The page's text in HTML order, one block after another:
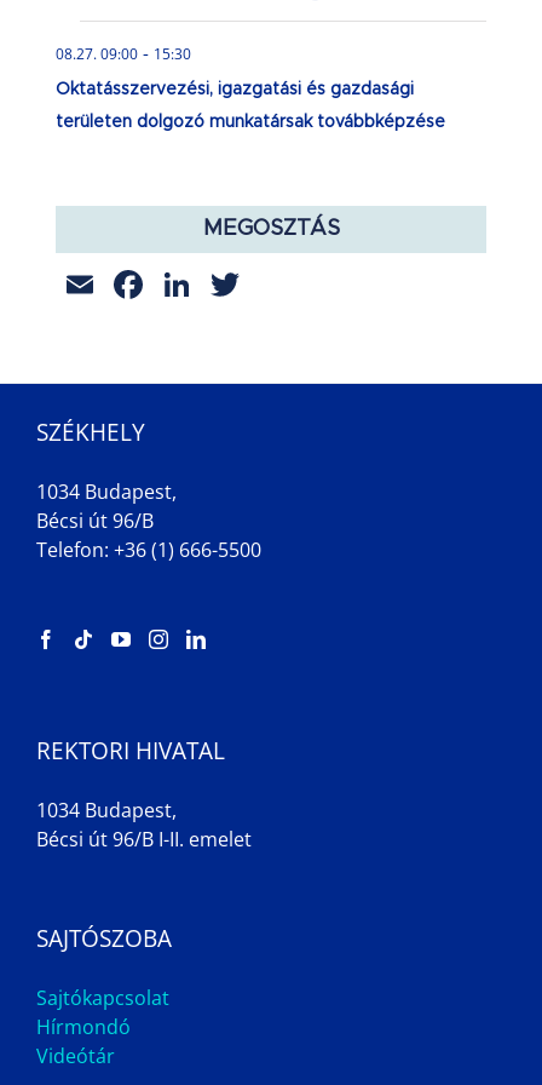
08.27. 09:00- 15:30
Oktatásszervezési, igazgatási és gazdasági
területen dolgozó munkatársak továbbképzése
MEGOSZTÁS
EmailFacebook
LinkedIn
SZÉKHELY
1034 Budapest,
Bécsi út 96/B
Telefon: +36 (1) 666-5500
REKTORI HIVATAL
1034 Budapest,
Bécsi út 96/B I-II. emelet
SAJTÓSZOBA
Sajtókapcsolat
Hírmondó
Videótár